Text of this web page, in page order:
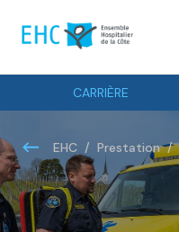
CARRIÈRE
EHC Prestation